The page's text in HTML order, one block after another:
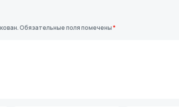
Обязательные поля помечены*